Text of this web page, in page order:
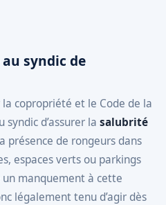
syndic de
copropriété et le Code de la
d’assurer la salubrité
présence de rongeurs dans
espaces verts ou parkings
manquement à cette
légalement tenu d’agir dès